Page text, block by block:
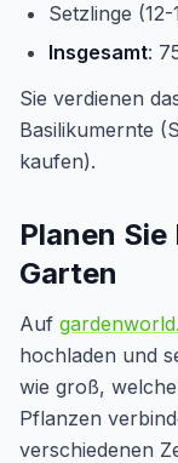
Setzlinge
Insgesamt:
Sie verdienen
Basilikumernte
kaufen).
Planen
Garten
Auf
hochladen und
wie groß,
Pflanzen
verschiedenen